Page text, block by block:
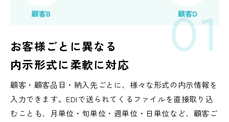
01
お客様ごとに異なる
内示形式に柔軟に対応
顧客・顧客品目・納入先ごとに、様々な形式の内示情報を
入力できます。EDIで送られてくるファイルを直接取り込
むことも、月単位・旬単位・週単位・日単位など、顧客ご